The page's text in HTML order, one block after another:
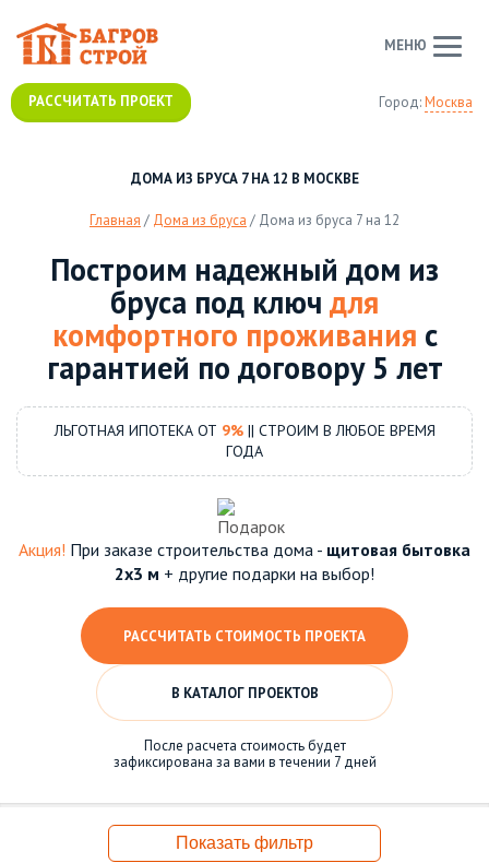
Город:Москва
РАССЧИТАТЬ ПРОЕКТ
МЕНЮ
ДОМА ИЗ БРУСА 7 НА 12 В МОСКВЕ
Главная / Дома из бруса / Дома из бруса 7 на 12
Построим надежный дом из
бруса под ключ для
комфортного проживания с
гарантией по договору 5 лет
ЛЬГОТНАЯ ИПОТЕКА ОТ 9%|| СТРОИМ В ЛЮБОЕ ВРЕМЯ
ГОДА
Акция! При заказе строительства дома - щитовая бытовка
2х3 м + другие подарки на выбор!
РАССЧИТАТЬ СТОИМОСТЬ ПРОЕКТА
В КАТАЛОГ ПРОЕКТОВ
После расчета стоимость будет
зафиксирована за вами в течении 7 дней
Показать фильтр